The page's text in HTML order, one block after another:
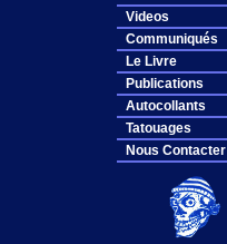
Videos
Communiqués
Le Livre
Publications
Autocollants
Tatouages
Nous Contacter